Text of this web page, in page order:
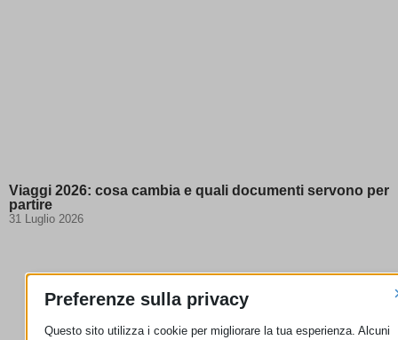
Viaggi 2026: cosa cambia e quali documenti servono per
partire
31 Luglio 2026
Preferenze sulla privacy
Questo sito utilizza i cookie per migliorare la tua esperienza. Alcuni